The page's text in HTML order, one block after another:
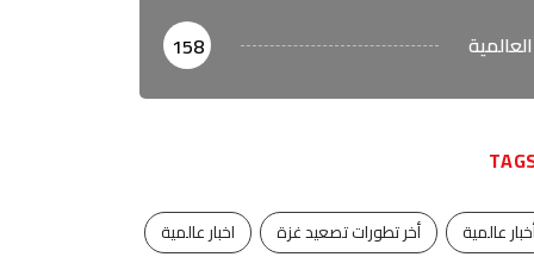
العالمية 158
عالمية أخر تطورات تصعيد غزة
اخبار عالمية